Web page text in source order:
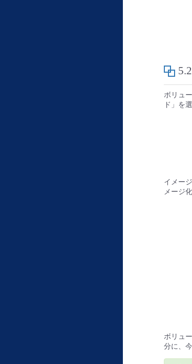
ボリュ
ド」を
イメー
メージ
ボリュ
分に、